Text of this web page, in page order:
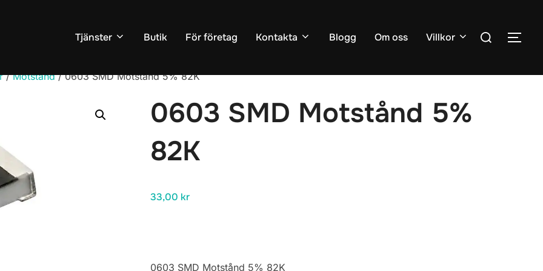
Tjänster Butik För företag Kontakta Blogg Om oss Villkor
Sök
efter:
SLÅ
/Motstånd/ 0603 SMD Motstånd 5% 82K
0603 SMD Motstånd 5%
82K
33,00 kr
0603 SMD Motstånd 5% 82K